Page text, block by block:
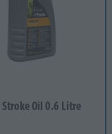
Stroke Oil 0.6 Litre